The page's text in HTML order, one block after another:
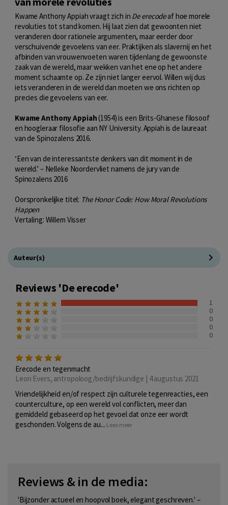
Kwame Anthony Appiah vraagt zich in De erecodeaf hoe morele
revoluties tot stand komen. Hij laat zien dat gewoonten niet
veranderen door rationele argumenten, maar eerder door
verschuivende gevoelens van eer. Praktijken als slavernij en het
afbinden van vrouwenvoeten waren tijdenlang de gewoonste
zaak van de wereld, maar wekken van het ene op het andere
moment schaamte op. Ze zijn niet langer eervol. Willen wij dus
iets veranderen in de wereld dan moeten we ons richten op
precies die gevoelens van eer.
Kwame Anthony Appiah(1954) is een Brits-Ghanese filosoof
en hoogleraar filosofie aan NY University. Appiah is de laureaat
van de Spinozalens 2016.
‘Een van de interessantste denkers van dit moment in de
wereld.’ – Nelleke Noordervliet namens de jury van de
Spinozalens 2016
Oorspronkelijke titel: The Honor Code: How Moral Revolutions
Happen
Vertaling: Willem Visser
Auteur(s)
Reviews 'De erecode'
1
0
0
0
0
Erecode en tegenmacht
Leon Evers, antropoloog/bedrijfskundige | 4 augustus 2021
Vriendelijkheid en/of respect zijn culturele tegenreacties, een
counterculture, op een wereld vol conflicten, meer dan
gemiddeld gebaseerd op het gevoel dat onze eer wordt
geschonden. Volgens de au... Lees meer
Reviews & in de media:
'Bijzonder actueel en hoopvol boek, elegant geschreven.' –